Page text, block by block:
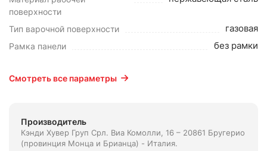
поверхности
Тип варочной поверхности газовая
Рамка панели без рамки
Смотреть все параметры
Производитель
Кэнди Хувер Груп Срл. Виа Комолли, 16 – 20861 Бругерио
(провинция Монца и Брианца) - Италия.